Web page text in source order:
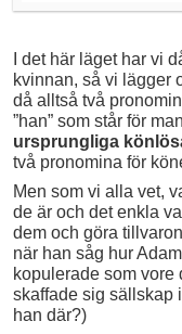
I det här läget har vi
kvinnan, så vi lägger
då alltså två
”han” som står för
ursprungliga
två pronomina för
Men som vi alla vet,
de är och det enkla
dem och göra
när han såg hur
kopulerade som vore
skaffade sig sällskap
han där?)